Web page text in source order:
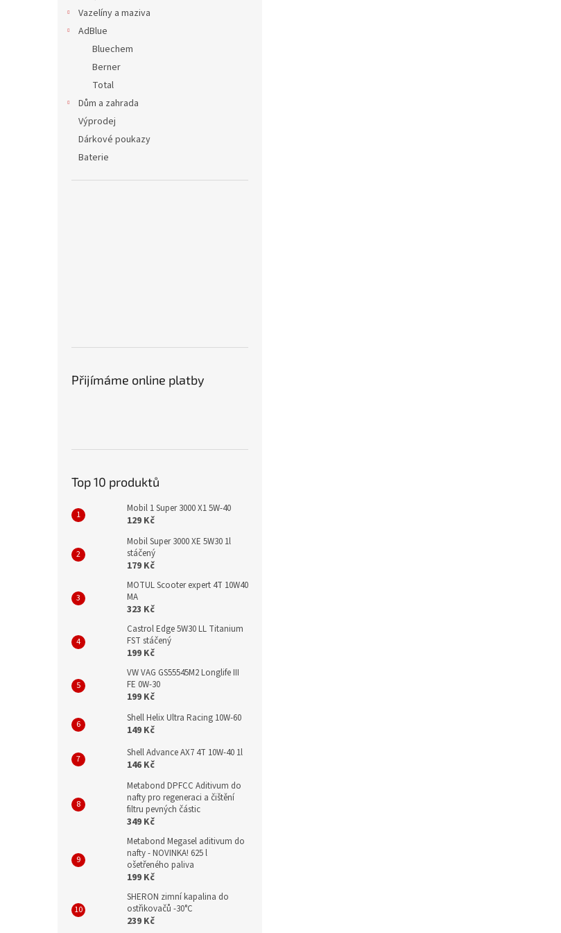
Vazelíny a maziva
AdBlue
Bluechem
Berner
Total
Dům a zahrada
Výprodej
Dárkové poukazy
Baterie
Přijímáme online platby
Top 10 produktů
Mobil 1 Super 3000 X1 5W-40
129 Kč
Mobil Super 3000 XE 5W30 1l
stáčený
179 Kč
MOTUL Scooter expert 4T 10W40
MA
323 Kč
Castrol Edge 5W30 LL Titanium
FST stáčený
199 Kč
VW VAG GS55545M2 Longlife III
FE 0W-30
199 Kč
Shell Helix Ultra Racing 10W-60
149 Kč
Shell Advance AX7 4T 10W-40 1l
146 Kč
Metabond DPFCC Aditivum do
nafty pro regeneraci a čištění
filtru pevných částic
349 Kč
Metabond Megasel aditivum do
nafty - NOVINKA! 625 l
ošetřeného paliva
199 Kč
SHERON zimní kapalina do
ostřikovačů -30°C
239 Kč